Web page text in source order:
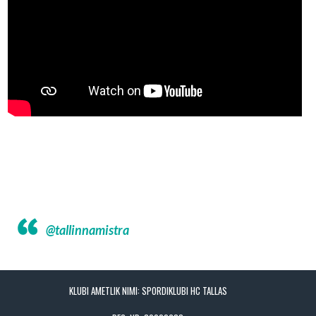
@tallinnamistra
KLUBI AMETLIK NIMI: SPORDIKLUBI HC TALLAS